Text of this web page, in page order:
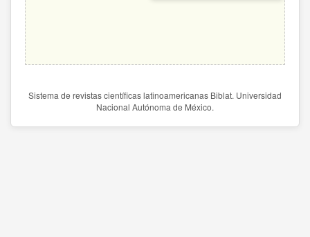
Sistema de revistas científicas latinoamericanas Biblat. Universidad
Nacional Autónoma de México.